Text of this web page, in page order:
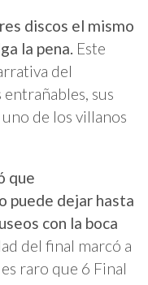
discos el mismo
la pena. Este
del
sus
de los villanos
que
puede dejar hasta
con la boca
del final marcó a
raro que 6 Final